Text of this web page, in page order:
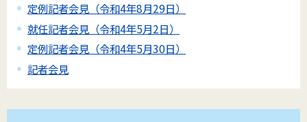
定例記者会見（令和4年8月29日）
就任記者会見（令和4年5月2日）
定例記者会見（令和4年5月30日）
記者会見